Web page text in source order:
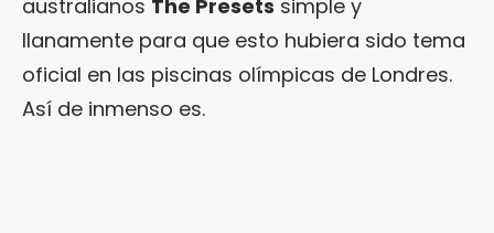
australianos The Presets simple y
llanamente para que esto hubiera sido tema
oficial en las piscinas olímpicas de Londres.
Así de inmenso es.